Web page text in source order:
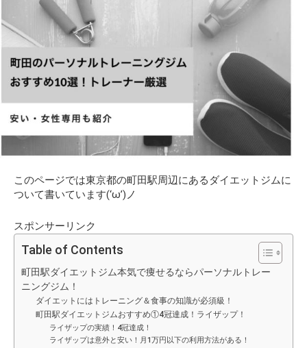
このページでは東京都の町田駅周辺にあるダイエットジムに
ついて書いています(‘ω’)ノ
スポンサーリンク
Table of Contents
町田駅ダイエットジム本気で痩せるならパーソナルトレー
ニングジム！
ダイエットにはトレーニング＆食事の知識が必須級！
町田駅ダイエットジムおすすめ①4冠達成！ライザップ！
ライザップの実績！4冠達成！
ライザップは意外と安い！月1万円以下の利用方法がある！